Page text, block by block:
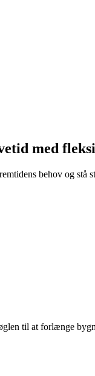
med
behov og stå
til at forlænge